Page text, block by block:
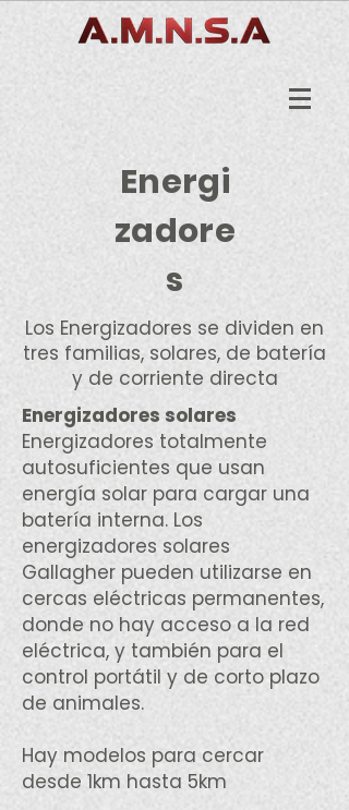
Energi
zadore
s
Los Energizadores se dividen en
tres familias, solares, de batería
y de corriente directa
Energizadores solares
Energizadores totalmente
autosuficientes que usan
energía solar para cargar una
batería interna. Los
energizadores solares
Gallagher pueden utilizarse en
cercas eléctricas permanentes,
donde no hay acceso a la red
eléctrica, y también para el
control portátil y de corto plazo
de animales.
Hay modelos para cercar
desde 1km hasta 5km